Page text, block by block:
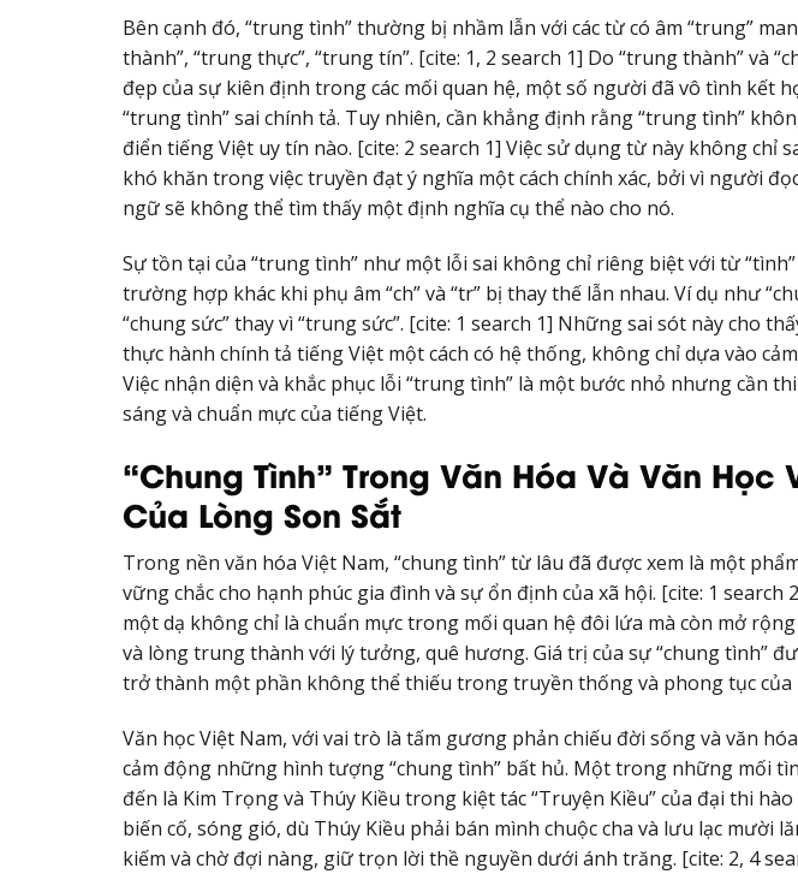
Bên cạnh đó, “trung tình” thường bị nhầm lẫn với các từ có âm “trung”
thành”, “trung thực”, “trung tín”. [cite: 1, 2 search 1] Do “trung thành” và
đẹp của sự kiên định trong các mối quan hệ, một số người đã vô tình kết
“trung tình” sai chính tả. Tuy nhiên, cần khẳng định rằng “trung tình”
điển tiếng Việt uy tín nào. [cite: 2 search 1] Việc sử dụng từ này không chỉ
khó khăn trong việc truyền đạt ý nghĩa một cách chính xác, bởi vì người
ngữ sẽ không thể tìm thấy một định nghĩa cụ thể nào cho nó.
Sự tồn tại của “trung tình” như một lỗi sai không chỉ riêng biệt với từ
trường hợp khác khi phụ âm “ch” và “tr” bị thay thế lẫn nhau. Ví dụ như
“chung sức” thay vì “trung sức”. [cite: 1 search 1] Những sai sót này cho
thực hành chính tả tiếng Việt một cách có hệ thống, không chỉ dựa vào
Việc nhận diện và khắc phục lỗi “trung tình” là một bước nhỏ nhưng cần
sáng và chuẩn mực của tiếng Việt.
“Chung Tình” Trong Văn Hóa Và Văn Học
Của Lòng Son Sắt
Trong nền văn hóa Việt Nam, “chung tình” từ lâu đã được xem là một
vững chắc cho hạnh phúc gia đình và sự ổn định của xã hội. [cite: 1
một dạ không chỉ là chuẩn mực trong mối quan hệ đôi lứa mà còn mở
và lòng trung thành với lý tưởng, quê hương. Giá trị của sự “chung tình”
trở thành một phần không thể thiếu trong truyền thống và phong tục của
Văn học Việt Nam, với vai trò là tấm gương phản chiếu đời sống và văn
cảm động những hình tượng “chung tình” bất hủ. Một trong những mối
đến là Kim Trọng và Thúy Kiều trong kiệt tác “Truyện Kiều” của đại thi
biến cố, sóng gió, dù Thúy Kiều phải bán mình chuộc cha và lưu lạc mười
kiếm và chờ đợi nàng, giữ trọn lời thề nguyền dưới ánh trăng. [cite: 2, 4